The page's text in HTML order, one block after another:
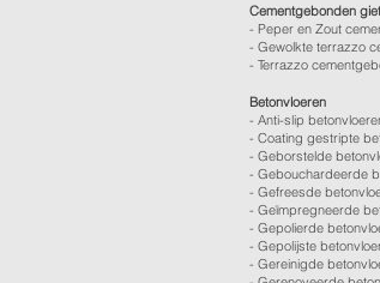
Cementgebonden
- Peper en Zout
- Gewolkte terrazzo
- Terrazzo
Betonvloeren
-Anti-slip
-Coating gestripte
-Geborstelde
-Gebouchardeerde
-Gefreesde
-Geïmpregneerde
-Gepolierde
-Gepolijste
- Gereinigde